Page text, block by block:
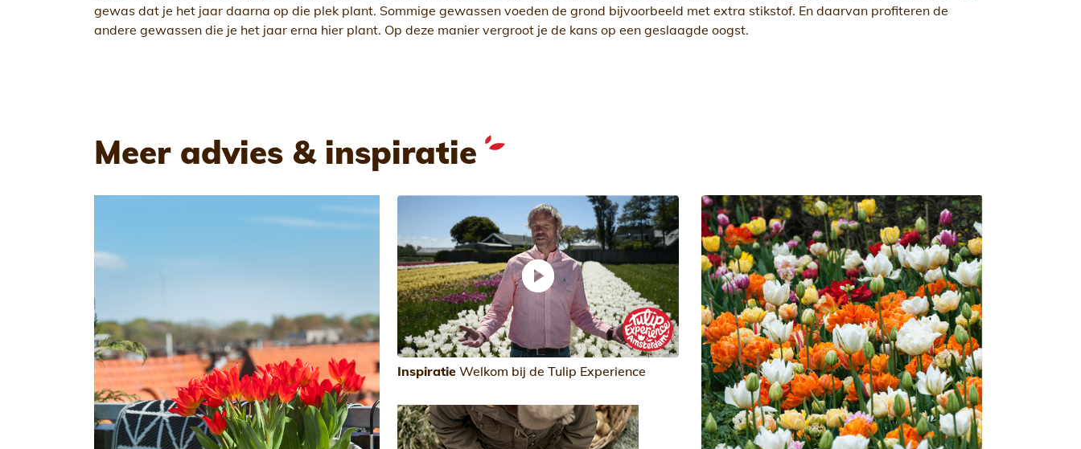
gewas dat je het jaar daarna op die plek plant. Sommige gewassen voeden de grond bijvoorbeeld met extra stikstof. En daarvan profiteren de
andere gewassen die je het jaar erna hier plant. Op deze manier vergroot je de kans op een geslaagde oogst.
Meer advies & inspiratie
Inspiratie Welkom bij de Tulip Experience